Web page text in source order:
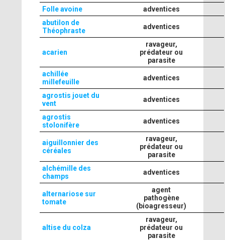
Folle avoine
adventices
abutilon de
Théophraste
adventices
acarien
ravageur,
prédateur ou
parasite
achillée
millefeuille
adventices
agrostis jouet du
vent
adventices
agrostis
stolonifère
adventices
aiguillonnier des
céréales
ravageur,
prédateur ou
parasite
alchémille des
champs
adventices
alternariose sur
tomate
agent
pathogène
(bioagresseur)
altise du colza
ravageur,
prédateur ou
parasite